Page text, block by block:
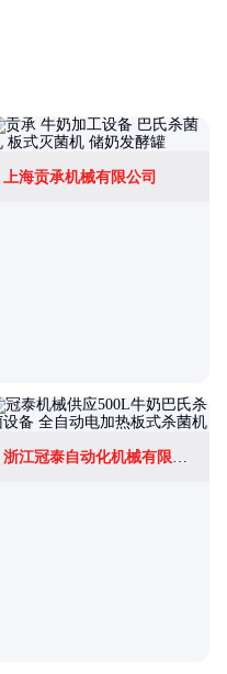
上海贡承机械有限公司